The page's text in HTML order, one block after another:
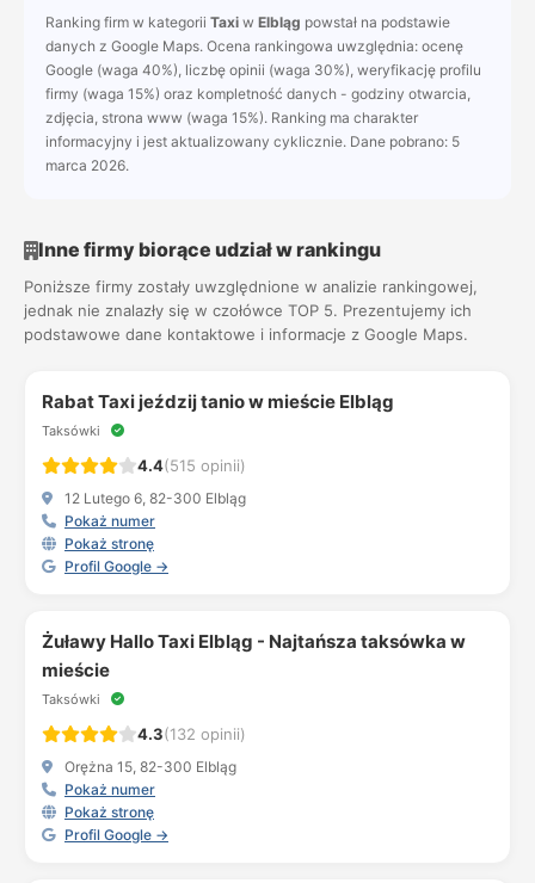
Ranking firm w kategorii Taxi w Elbląg powstał na podstawie
danych z Google Maps. Ocena rankingowa uwzględnia: ocenę
Google (waga 40%), liczbę opinii (waga 30%), weryfikację profilu
firmy (waga 15%) oraz kompletność danych - godziny otwarcia,
zdjęcia, strona www (waga 15%). Ranking ma charakter
informacyjny i jest aktualizowany cyklicznie. Dane pobrano: 5
marca 2026.
Inne firmy biorące udział w rankingu
Poniższe firmy zostały uwzględnione w analizie rankingowej,
jednak nie znalazły się w czołówce TOP 5. Prezentujemy ich
podstawowe dane kontaktowe i informacje z Google Maps.
Rabat Taxi jeździj tanio w mieście Elbląg
Taksówki
4.4(515 opinii)
12 Lutego 6, 82-300 Elbląg
Pokaż numer
Pokaż stronę
Profil Google →
Żuławy Hallo Taxi Elbląg - Najtańsza taksówka w
mieście
Taksówki
4.3(132 opinii)
Orężna 15, 82-300 Elbląg
Pokaż numer
Pokaż stronę
Profil Google →